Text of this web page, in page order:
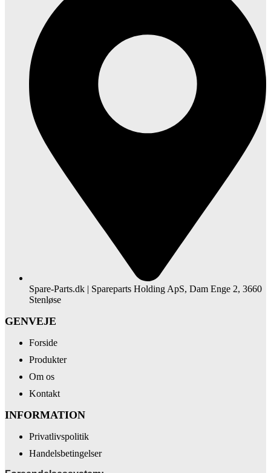
Spare-Parts.dk | Spareparts Holding ApS, Dam Enge 2, 3660
Stenløse
GENVEJE
Forside
Produkter
Om os
Kontakt
INFORMATION
Privatlivspolitik
Handelsbetingelser